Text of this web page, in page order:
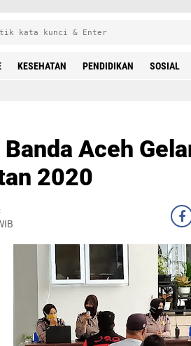
KESEHATAN PENDIDIKAN SOSIAL
Aceh
2020